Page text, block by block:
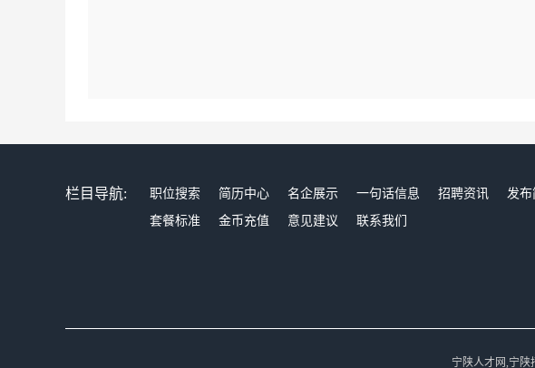
栏目导航: 职位搜索 简历中心 名企展示 一句话信息 招聘资讯 发布
套餐标准
金币充值 意见建议 联系我们
宁陕人才网,宁陕